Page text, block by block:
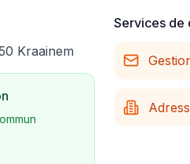
Kraainem
Services de